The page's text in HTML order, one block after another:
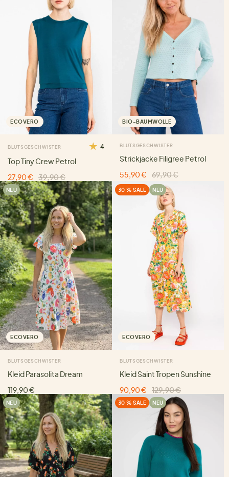
ECOVERO
BLUTSGESCHWISTER 4
Top Tiny Crew Petrol
27,90 €
39,90 €
BIO-BAUMWOLLE
BLUTSGESCHWISTER
Strickjacke Filigree Petrol
55,90 €
69,90 €
NEU
ECOVERO
BLUTSGESCHWISTER
Kleid Parasolita Dream
119,90 €
30 % SALE NEU
ECOVERO
BLUTSGESCHWISTER
Kleid Saint Tropen Sunshine
90,90 €
129,90 €
NEU 30 % SALE NEU